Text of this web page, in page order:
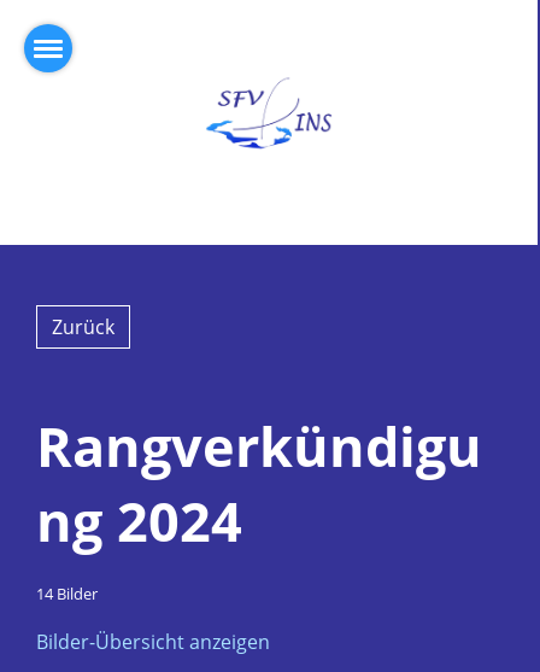
Zurück
Rangverkündigu
ng 2024
14 Bilder
Bilder-Übersicht anzeigen